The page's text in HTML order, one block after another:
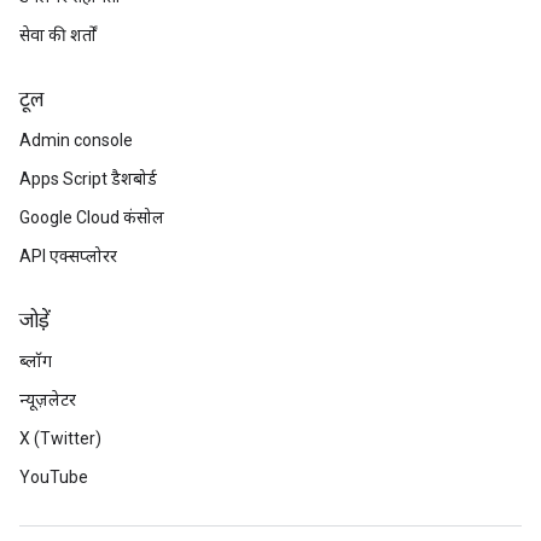
सेवा की शर्तों
टूल
Admin console
Apps Script डैशबोर्ड
Google Cloud कंसोल
API एक्सप्लोरर
जोड़ें
ब्लॉग
न्यूज़लेटर
X (Twitter)
YouTube